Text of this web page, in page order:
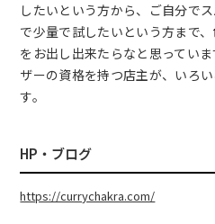
したいという方から、ご自分で
で少量で試したいという方まで
をお出し出来たらなと思ってい
ザーの資格を持つ店主が、いろ
す。
HP・ブログ
https://currychakra.com/